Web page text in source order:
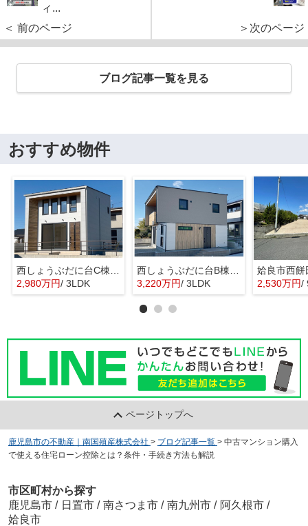
ィ...
＜ 前のページ
＞次のページ
ブログ記事一覧を見る
おすすめ物件
2,980万円/ 3LDK
3,220万円/ 3LDK
姶良市西
2,530万円/
ページトップへ
鹿児島市の不動産｜南国殖産株式会社 > ブログ記事一覧 > 中古マンション購入
で使える住宅ローン控除とは？条件・手続き方法も解説
市区町村から探す
鹿児島市 / 日置市 / 南さつま市 / 南九州市 / 阿久根市 /
姶良市